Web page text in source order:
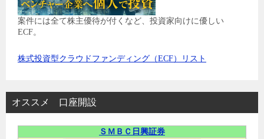
案件には全て株主優待が付くなど、投資家向けに優しい
ECF。
株式投資型クラウドファンディング（ECF）リスト
オススメ 口座開設
ＳＭＢＣ日興証券